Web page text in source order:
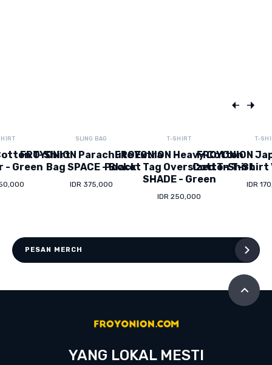
T-Shirt
- Green
SLING BAG
FROYONION Parachute Extra
Bag SPACE - Black
IDR 375,000
T-SHIRT
FROYONION Heavy Cotton
Pocket Tag Oversized T-Shirt
SHADE - Green
IDR 250,000
T-
FROYONION
Cotton T-Shirt
IDR
PESAN MERCH
YANG LOKAL MESTI